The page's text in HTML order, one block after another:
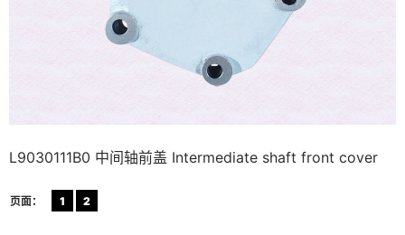
L9030111B0 中间轴前盖 Intermediate shaft front cover
页面： 1 2